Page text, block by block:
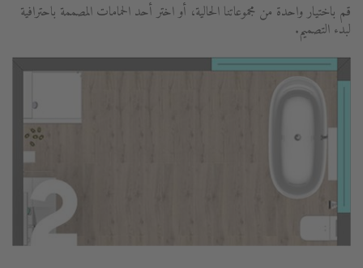
قم باختيار واحدة من مجموعاتنا الحالية، أو اختر أحد الحمامات المصممة باحترافية
لبدء التصميم.